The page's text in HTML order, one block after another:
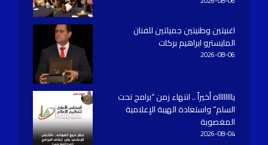
اغنيتين وطنيتين جميلتين للفنان
المايسترو ابراهيم بركات
2026-08-06
يااااااااه أخيراً .. انتهاء زمن “برامج تحت
السلم” واستعادة الهيبة الإعلامية
المغصوبة
2026-08-04